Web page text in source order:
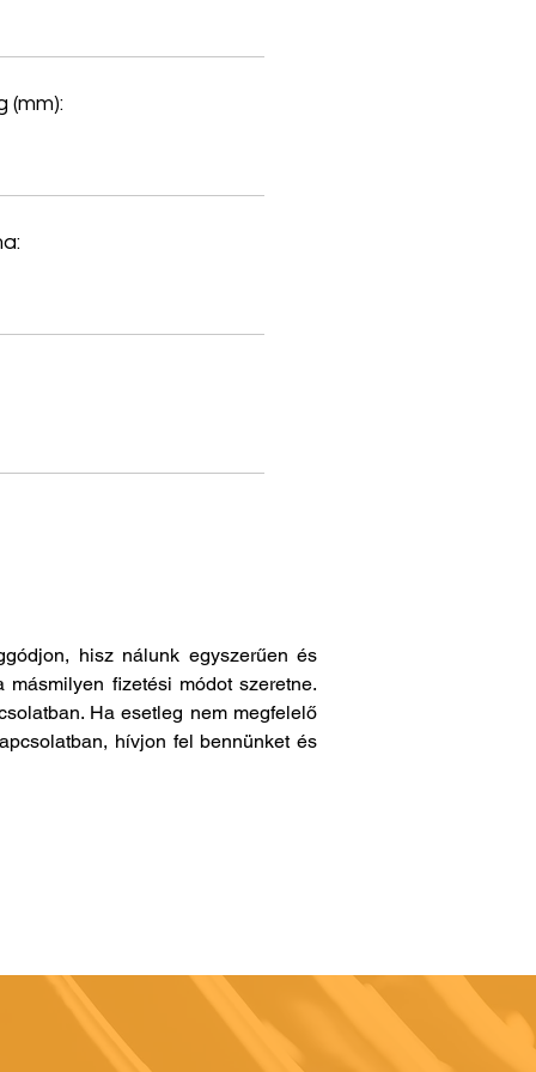
(mm):
hisz nálunk egyszerűen és
fizetési módot szeretne.
Ha esetleg nem megfelelő
hívjon fel bennünket és